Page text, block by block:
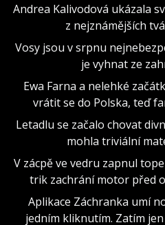
Andrea Kalivodová ukázala
z nejznámějších
Vosy jsou v srpnu
je vyhnat ze
Ewa Farna a nelehké
vrátit se do Polska, teď
Letadlu se začalo chovat
mohla triviální
V zácpě ve vedru zapnul
trik zachrání motor před
Aplikace Záchranka umí
jedním kliknutím. Zatím